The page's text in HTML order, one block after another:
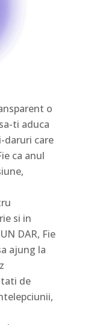
o
ti aduca
daruri care
ca anul
si in
DAR, Fie
ajung la
de